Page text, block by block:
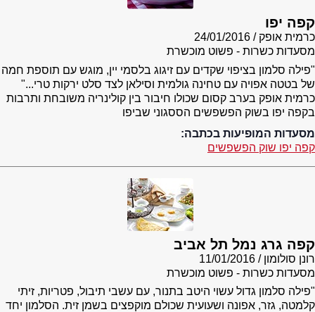
קפה יפו
כרמית אופק
24/01/2016
מסעדות כשרות - פשוט מוכשרת
"פילה סלמון בציפוי שקדים עם זיגוג בלסמי יין, מוגש עם תוספת חמה
של בטטה אפויה עם טחינה גולמית וסילאן לצד סלט ירקות טרי..."
כרמית אופק בערב קסום שכולו חיבור בין קולינריה משובחת ותרבות
בקפה יפו בשוק הפשפשים הססגוני שביפו
מסעדות המופיעות בכתבה:
קפה יפו שוק הפשפשים
קפה גרג נמל תל אביב
רונן סולומון
11/01/2016
מסעדות כשרות - פשוט מוכשרת
"פילה סלמון גדול עשוי היטב בתנור, עם עשבי תיבול, פטריות, זיתי
קלמטה, גזר, אפונה ושעועית שכולם מוקפצים בשמן זית. הסלמון יחד